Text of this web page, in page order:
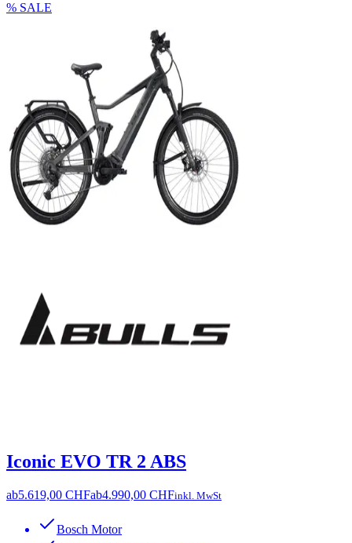
% SALE
Iconic EVO TR 2 ABS
ab5.619,00 CHFab4.990,00 CHFinkl. MwSt
Bosch Motor